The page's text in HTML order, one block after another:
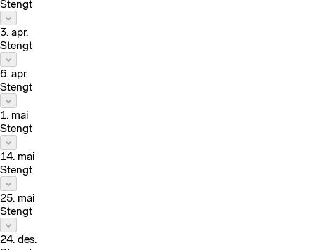
Stengt
3. apr.
Stengt
6. apr.
Stengt
1. mai
Stengt
14. mai
Stengt
25. mai
Stengt
24. des.